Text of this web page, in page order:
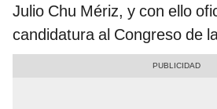
Julio Chu Mériz, y con ello
candidatura al Congreso de